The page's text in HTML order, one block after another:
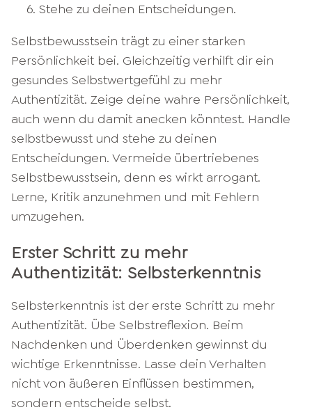
Stehe zu deinen Entscheidungen.
Selbstbewusstsein trägt zu einer starken
Persönlichkeit bei. Gleichzeitig verhilft dir ein
gesundes Selbstwertgefühl zu mehr
Authentizität. Zeige deine wahre Persönlichkeit,
auch wenn du damit anecken könntest. Handle
selbstbewusst und stehe zu deinen
Entscheidungen. Vermeide übertriebenes
Selbstbewusstsein, denn es wirkt arrogant.
Lerne, Kritik anzunehmen und mit Fehlern
umzugehen.
Erster Schritt zu mehr
Authentizität: Selbsterkenntnis
Selbsterkenntnis ist der erste Schritt zu mehr
Authentizität. Übe Selbstreflexion. Beim
Nachdenken und Überdenken gewinnst du
wichtige Erkenntnisse. Lasse dein Verhalten
nicht von äußeren Einflüssen bestimmen,
sondern entscheide selbst.